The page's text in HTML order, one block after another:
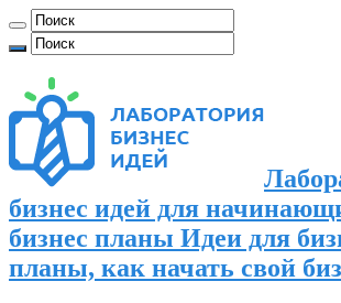
бизнес идей для
бизнес планы Идеи для
планы, как начать свой